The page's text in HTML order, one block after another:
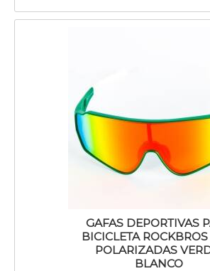
GAFAS DEPORTIVAS
BICICLETA
POLARIZADAS
BLANCO